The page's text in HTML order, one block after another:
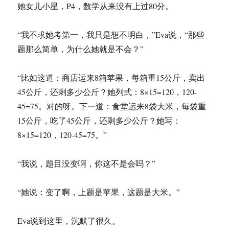
她女儿小星，P4，数学从来没有上过80分。
“我不求她考第一，我只是想不明白，”Eva说，“那些
题那么简单，为什么她就是不会？”
“比如这道：商店运来8箱苹果，每箱重15公斤，卖出
45公斤，还剩多少公斤？她列式：8×15=120，120-
45=75。对的呀。下一道：食堂运来8袋大米，每袋重
15公斤，吃了45公斤，还剩多少公斤？她写：
8×15=120，120-45=75。”
“我说，题目没变啊，你这不是会吗？”
“她说：变了啊，上题是苹果，这题是大米。”
Eva说到这里，沉默了很久。